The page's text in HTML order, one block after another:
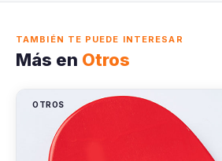
TAMBIÉN TE PUEDE INTERESAR
Más en Otros
OTROS